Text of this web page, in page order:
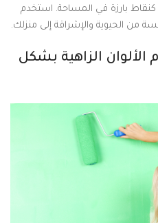
كنقاط بارزة في المساحة. استخدم
من الحيوية والإشراقة إلى منزلك.
الزاهية بشكل